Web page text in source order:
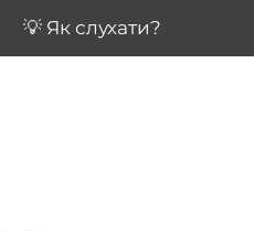
💡 Як слухати?